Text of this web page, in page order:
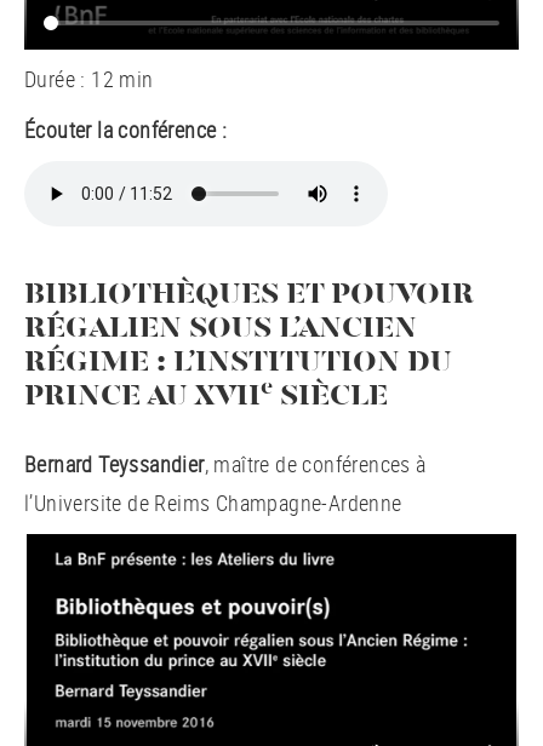
Durée : 12 min
Écouter la conférence :
BIBLIOTHÈQUES ET POUVOIR
RÉGALIEN SOUS L’ANCIEN
RÉGIME : L’INSTITUTION DU
PRINCE AU XVIIe SIÈCLE
Bernard Teyssandier, maître de conférences à
l’Universite de Reims Champagne-Ardenne